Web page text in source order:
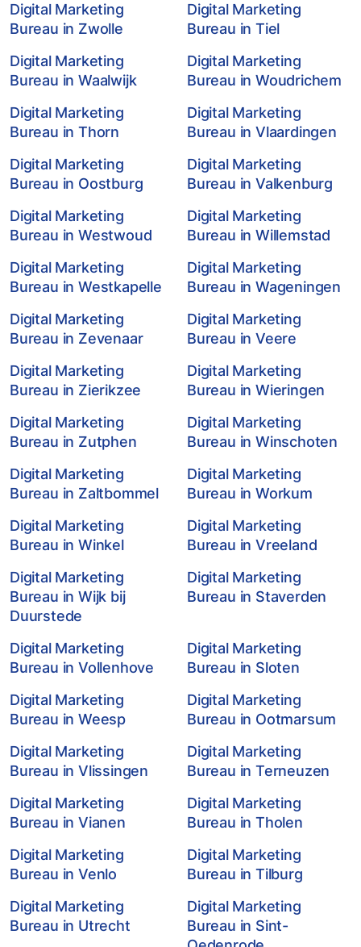
Digital Marketing
Bureau in Zwolle
Digital Marketing
Bureau in Tiel
Digital Marketing
Bureau in Waalwijk
Digital Marketing
Bureau in Woudrichem
Digital Marketing
Bureau in Thorn
Digital Marketing
Bureau in Vlaardingen
Digital Marketing
Bureau in Oostburg
Digital Marketing
Bureau in Valkenburg
Digital Marketing
Bureau in Westwoud
Digital Marketing
Bureau in Willemstad
Digital Marketing
Bureau in Westkapelle
Digital Marketing
Bureau in Wageningen
Digital Marketing
Bureau in Zevenaar
Digital Marketing
Bureau in Veere
Digital Marketing
Bureau in Zierikzee
Digital Marketing
Bureau in Wieringen
Digital Marketing
Bureau in Zutphen
Digital Marketing
Bureau in Winschoten
Digital Marketing
Bureau in Zaltbommel
Digital Marketing
Bureau in Workum
Digital Marketing
Bureau in Winkel
Digital Marketing
Bureau in Vreeland
Digital Marketing
Bureau in Wijk bij
Duurstede
Digital Marketing
Bureau in Staverden
Digital Marketing
Bureau in Vollenhove
Digital Marketing
Bureau in Sloten
Digital Marketing
Bureau in Weesp
Digital Marketing
Bureau in Ootmarsum
Digital Marketing
Bureau in Vlissingen
Digital Marketing
Bureau in Terneuzen
Digital Marketing
Bureau in Vianen
Digital Marketing
Bureau in Tholen
Digital Marketing
Bureau in Venlo
Digital Marketing
Bureau in Tilburg
Digital Marketing
Bureau in Utrecht
Digital Marketing
Bureau in Sint-